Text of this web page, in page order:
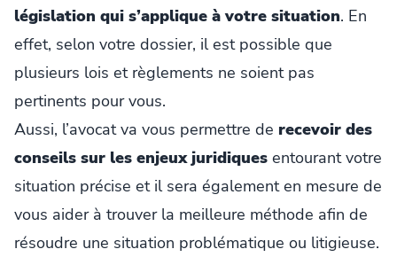
législation qui s’applique à votre situation. En
effet, selon votre dossier, il est possible que
plusieurs lois et règlements ne soient pas
pertinents pour vous.
Aussi, l’avocat va vous permettre de recevoir des
conseils sur les enjeux juridiques entourant votre
situation précise et il sera également en mesure de
vous aider à trouver la meilleure méthode afin de
résoudre une situation problématique ou litigieuse.